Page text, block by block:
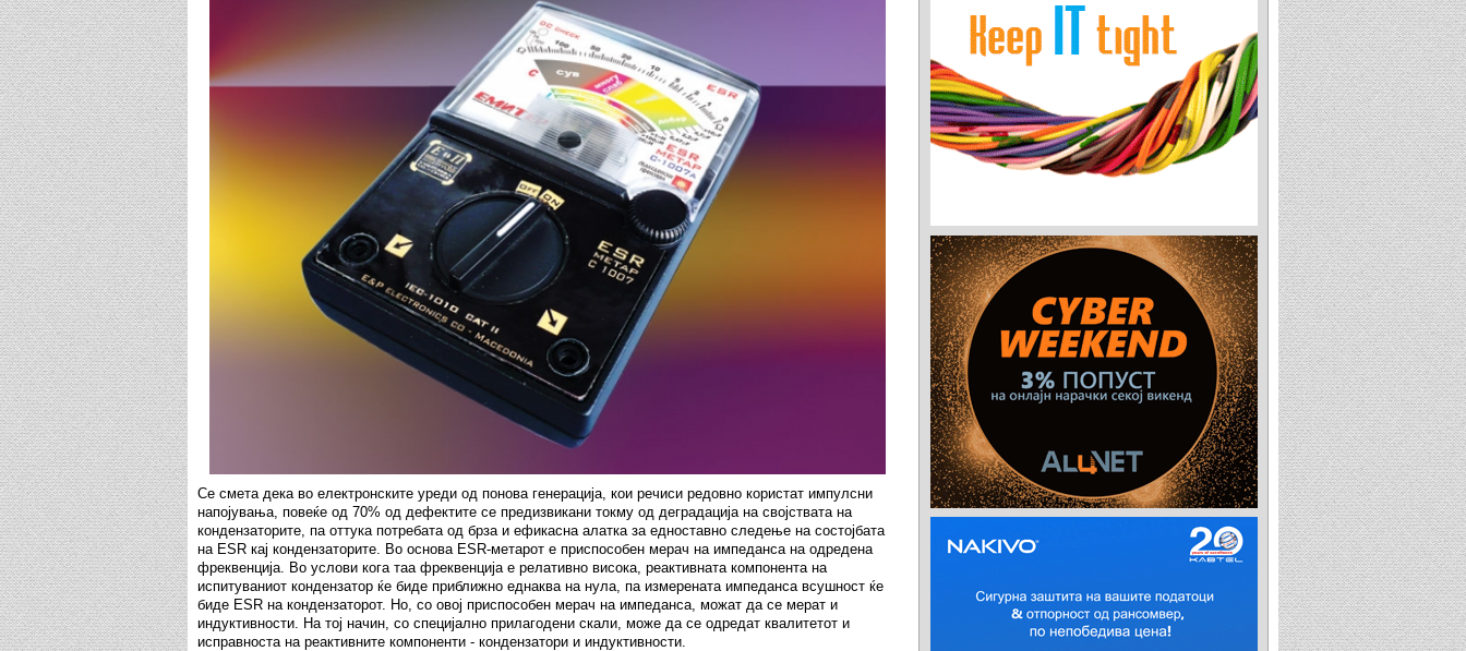
Се смета дека во електронските уреди од понова генерација, кои речиси редовно користат импулсни
напојувања, повеќе од 70% од дефектите се предизвикани токму од деградација на својствата на
кондензаторите, па оттука потребата од брза и ефикасна алатка за едноставно следење на состојбата
на ESR кај кондензаторите. Во основа ESR-метарот е приспособен мерач на импеданса на одредена
фреквенција. Во услови кога таа фреквенција е релативно висока, реактивната компонента на
испитуваниот кондензатор ќе биде приближно еднаква на нула, па измерената импеданса всушност ќе
биде ESR на кондензаторот. Но, со овој приспособен мерач на импеданса, можат да се мерат и
индуктивности. На тој начин, со специјално прилагодени скали, може да се одредат квалитетот и
исправноста на реактивните компоненти - кондензатори и индуктивности.